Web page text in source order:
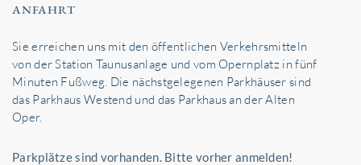
ANFAHRT
Sie erreichen uns mit den öffentlichen Verkehrsmitteln
von der Station Taunusanlage und vom Opernplatz in fünf
Minuten Fußweg. Die nächstgelegenen Parkhäuser sind
das Parkhaus Westend und das Parkhaus an der Alten
Oper.
Parkplätze sind vorhanden. Bitte vorher anmelden!